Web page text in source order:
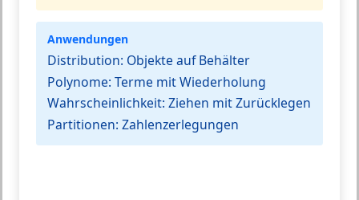
Anwendungen
Distribution: Objekte auf Behälter
Polynome: Terme mit Wiederholung
Wahrscheinlichkeit: Ziehen mit Zurücklegen
Partitionen: Zahlenzerlegungen